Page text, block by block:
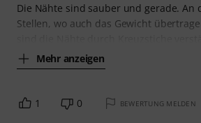
Die Nähte sind sauber und gerade. An
Stellen, wo auch das Gewicht
Mehr anzeigen
1 0 BEWERTUNG MELDEN